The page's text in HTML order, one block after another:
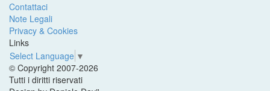
Contattaci
Note Legali
Privacy & Cookies
Links
Select Language ▼
© Copyright 2007-2026
Tutti i diritti riservati